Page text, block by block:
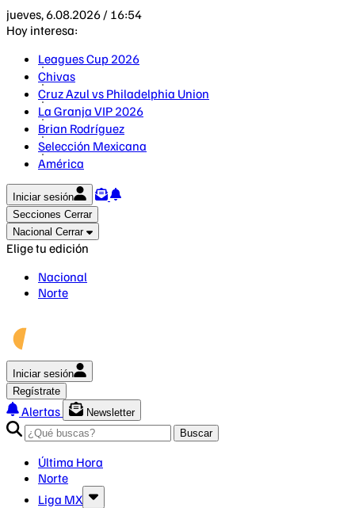
jueves, 6.08.2026 / 16:54
Hoy interesa:
Leagues Cup 2026
Chivas
Cruz Azul vs Philadelphia Union
La Granja VIP 2026
Brian Rodríguez
Selección Mexicana
América
Iniciar sesión
Secciones Cerrar
Nacional Cerrar
Elige tu edición
Nacional
Norte
Iniciar sesión
Regístrate
Alertas
Newsletter
Buscar
Última Hora
Norte
Liga MX